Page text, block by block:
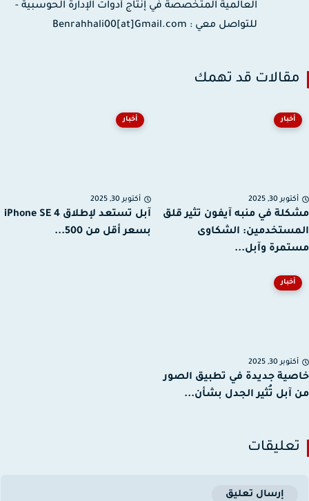
العالمية المتخصصة في إنتاج أدوات الإدارة الحوسبية -
للتواصل معي : Benrahhali00[at]Gmail.com
قد تهمك
أخبار
30, 2025
في منبه آيفون تثير قلق
الشكاوى
وآبل...
أخبار
أكتوبر 30, 2025
آبل تستعد لإطلاق iPhone SE 4
بسعر أقل من 500...
أخبار
30, 2025
جديدة في تطبيق الصور
آبل تُثير الجدل بشأن...
إرسال تعليق